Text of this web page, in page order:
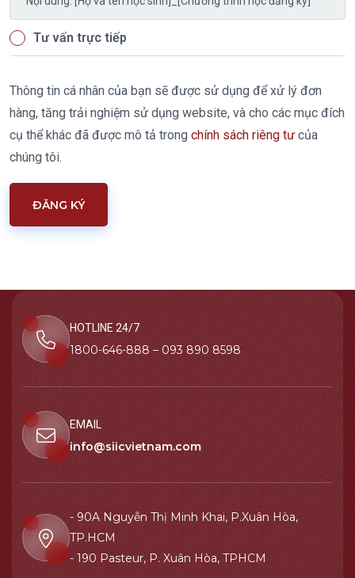
Tư vấn trực tiếp
Thông tin cá nhân của bạn sẽ được sử dụng để xử lý đơn
hàng, tăng trải nghiệm sử dụng website, và cho các mục đích
cụ thể khác đã được mô tả trong chính sách riêng tư của
chúng tôi.
ĐĂNG KÝ
HOTLINE 24/7
1800-646-888 – 093 890 8598
EMAIL
info@siicvietnam.com
- 90A Nguyễn Thị Minh Khai, P.Xuân Hòa,
TP.HCM
- 190 Pasteur, P. Xuân Hòa, TPHCM